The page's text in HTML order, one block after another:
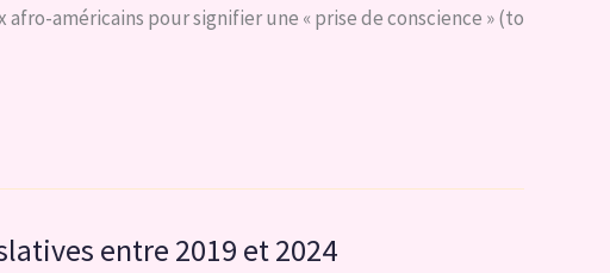
américains pour signifier une « prise de conscience » (to
entre 2019 et 2024